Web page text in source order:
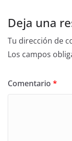
Deja una
Tu dirección de
Los campos
Comentario *